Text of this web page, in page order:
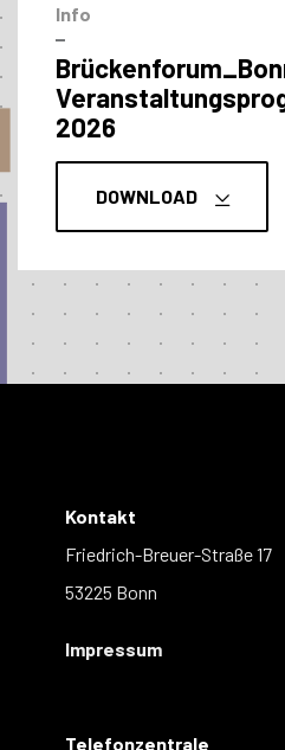
Info
–
2026
DOWNLOAD
Kontakt
Friedrich-Breuer-Straße 17
53225 Bonn
Impressum
Telefonzentrale